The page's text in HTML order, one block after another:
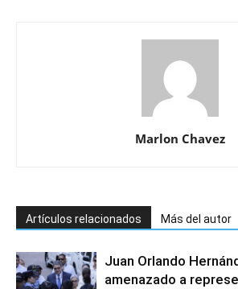
Marlon Chavez
Artículos relacionados Más del autor
Juan Orlando
amenazado a